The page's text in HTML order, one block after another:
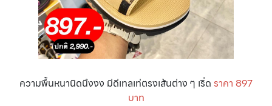
ความพื้นหนานิดนึงงง มีดีเทลเท่ตรงเส้นต่าง ๆ เริ่ด ราคา 897
บาท